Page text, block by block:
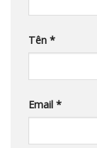
Tên *
Email *